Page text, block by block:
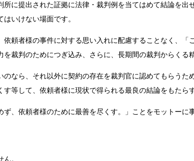
に提出された証拠に法律・裁判例を当てはめて結論を出
いけない場面です。
依頼者様の事件に対する思い入れに配慮することなく、
裁判のためにつぎ込み、さらに、長期間の裁判からくる
なら、それ以外に契約の存在を裁判官に認めてもらう
等して、依頼者様に現状で得られる最良の結論をもたら
、依頼者様のために最善を尽くす。」ことをモットーに
。